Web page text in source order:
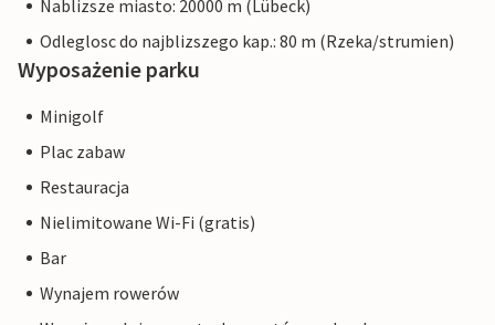
Nablizsze miasto: 20000 m (Lübeck)
Odleglosc do najblizszego kap.: 80 m (Rzeka/strumien)
Wyposażenie parku
Minigolf
Plac zabaw
Restauracja
Nielimitowane Wi-Fi (gratis)
Bar
Wynajem rowerów